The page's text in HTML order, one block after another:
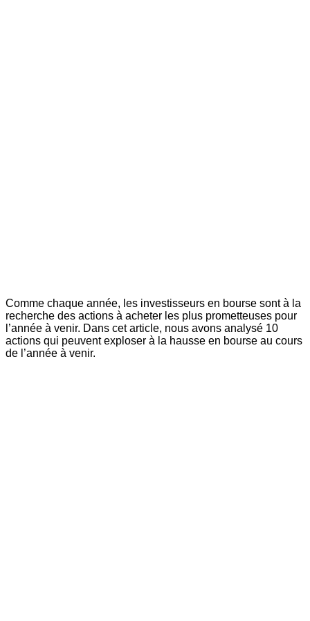
Comme chaque année, les investisseurs en bourse sont à la
recherche des actions à acheter les plus prometteuses pour
l’année à venir. Dans cet article, nous avons analysé 10
actions qui peuvent exploser à la hausse en bourse au cours
de l’année à venir.